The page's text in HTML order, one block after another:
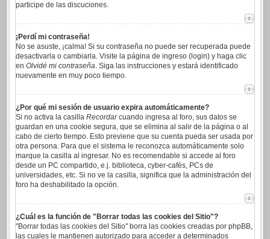
participe de las discuciones.
¡Perdí mi contraseña!
No se asuste, ¡calma! Si su contraseña no puede ser recuperada puede
desactivarla o cambiarla. Visite la página de ingreso (login) y haga clic
en Olvidé mi contraseña. Siga las instrucciones y estará identificado
nuevamente en muy poco tiempo.
¿Por qué mi sesión de usuario expira automáticamente?
Si no activa la casilla Recordarcuando ingresa al foro, sus datos se
guardan en una cookie segura, que se elimina al salir de la página o al
cabo de cierto tiempo. Esto previene que su cuenta pueda ser usada por
otra persona. Para que el sistema le reconozca automáticamente solo
marque la casilla al ingresar. No es recomendable si accede al foro
desde un PC compartido, e.j. biblioteca, cyber-cafés, PCs de
universidades, etc. Si no ve la casilla, significa que la administración del
foro ha deshabilitado la opción.
¿Cuál es la función de "Borrar todas las cookies del Sitio"?
"Borrar todas las cookies del Sitio" borra las cookies creadas por phpBB,
las cuales le mantienen autorizado para acceder a determinados